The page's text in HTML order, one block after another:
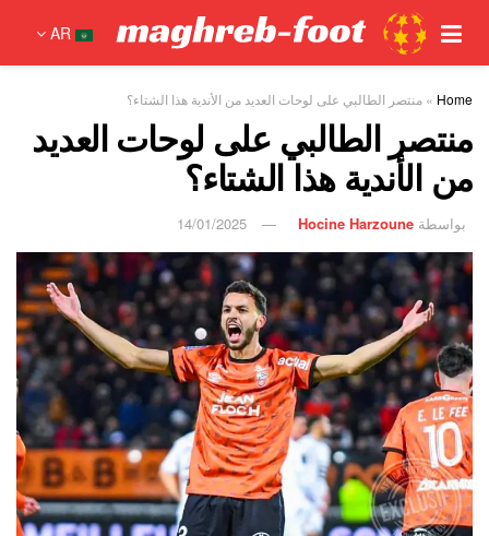
AR
Home
» منتصر الطالبي على لوحات العديد من الأندية هذا الشتاء؟
منتصر الطالبي على لوحات العديد
من الأندية هذا الشتاء؟
بواسطة Hocine Harzoune
14/01/2025